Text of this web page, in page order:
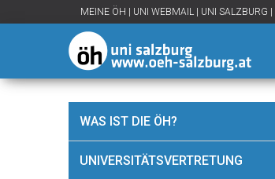
MEINE ÖH UNI WEBMAIL UNI SALZBURG
WAS IST DIE ÖH?
UNIVERSITÄTSVERTRETUNG